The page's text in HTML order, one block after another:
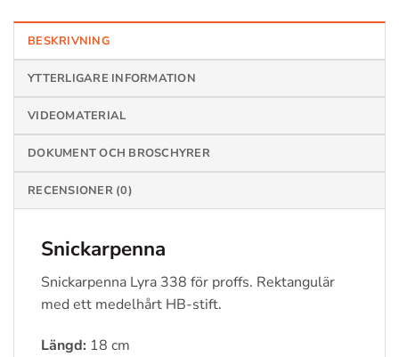
BESKRIVNING
YTTERLIGARE INFORMATION
VIDEOMATERIAL
DOKUMENT OCH BROSCHYRER
RECENSIONER (0)
Snickarpenna
Snickarpenna Lyra 338 för proffs. Rektangulär
med ett medelhårt HB-stift.
Längd: 18 cm